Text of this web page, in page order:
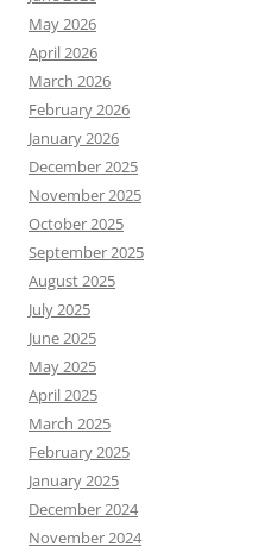
May 2026
April 2026
March 2026
February 2026
January 2026
December 2025
November 2025
October 2025
September 2025
August 2025
July 2025
June 2025
May 2025
April 2025
March 2025
February 2025
January 2025
December 2024
November 2024